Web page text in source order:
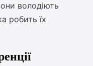
володіють
робить їх